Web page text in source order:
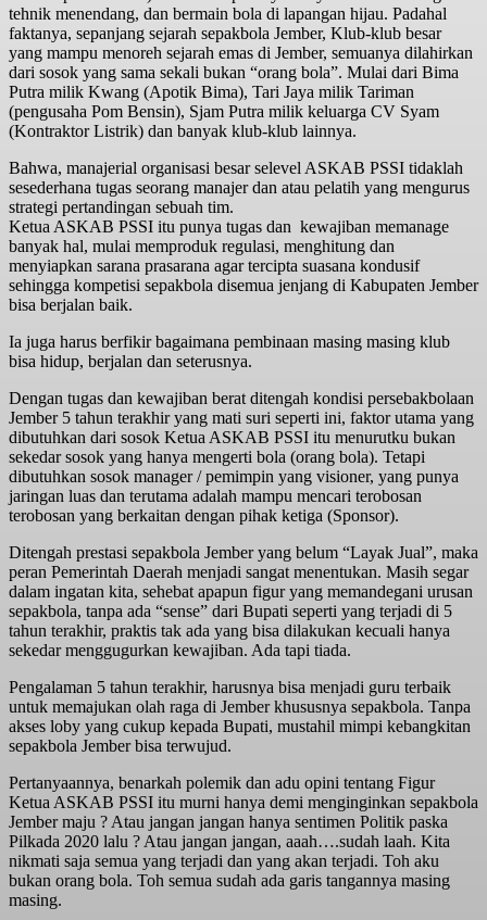
tehnik menendang, dan bermain bola di lapangan hijau. Padahal
faktanya, sepanjang sejarah sepakbola Jember, Klub-klub besar
yang mampu menoreh sejarah emas di Jember, semuanya dilahirkan
dari sosok yang sama sekali bukan “orang bola”. Mulai dari Bima
Putra milik Kwang (Apotik Bima), Tari Jaya milik Tariman
(pengusaha Pom Bensin), Sjam Putra milik keluarga CV Syam
(Kontraktor Listrik) dan banyak klub-klub lainnya.
Bahwa, manajerial organisasi besar selevel ASKAB PSSI tidaklah
sesederhana tugas seorang manajer dan atau pelatih yang mengurus
strategi pertandingan sebuah tim.
Ketua ASKAB PSSI itu punya tugas dan kewajiban memanage
banyak hal, mulai memproduk regulasi, menghitung dan
menyiapkan sarana prasarana agar tercipta suasana kondusif
sehingga kompetisi sepakbola disemua jenjang di Kabupaten Jember
bisa berjalan baik.
Ia juga harus berfikir bagaimana pembinaan masing masing klub
bisa hidup, berjalan dan seterusnya.
Dengan tugas dan kewajiban berat ditengah kondisi persebakbolaan
Jember 5 tahun terakhir yang mati suri seperti ini, faktor utama yang
dibutuhkan dari sosok Ketua ASKAB PSSI itu menurutku bukan
sekedar sosok yang hanya mengerti bola (orang bola). Tetapi
dibutuhkan sosok manager / pemimpin yang visioner, yang punya
jaringan luas dan terutama adalah mampu mencari terobosan
terobosan yang berkaitan dengan pihak ketiga (Sponsor).
Ditengah prestasi sepakbola Jember yang belum “Layak Jual”, maka
peran Pemerintah Daerah menjadi sangat menentukan. Masih segar
dalam ingatan kita, sehebat apapun figur yang memandegani urusan
sepakbola, tanpa ada “sense” dari Bupati seperti yang terjadi di 5
tahun terakhir, praktis tak ada yang bisa dilakukan kecuali hanya
sekedar menggugurkan kewajiban. Ada tapi tiada.
Pengalaman 5 tahun terakhir, harusnya bisa menjadi guru terbaik
untuk memajukan olah raga di Jember khususnya sepakbola. Tanpa
akses loby yang cukup kepada Bupati, mustahil mimpi kebangkitan
sepakbola Jember bisa terwujud.
Pertanyaannya, benarkah polemik dan adu opini tentang Figur
Ketua ASKAB PSSI itu murni hanya demi menginginkan sepakbola
Jember maju ? Atau jangan jangan hanya sentimen Politik paska
Pilkada 2020 lalu ? Atau jangan jangan, aaah….sudah laah. Kita
nikmati saja semua yang terjadi dan yang akan terjadi. Toh aku
bukan orang bola. Toh semua sudah ada garis tangannya masing
masing.